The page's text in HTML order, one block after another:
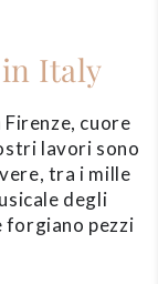
in Italy
cuore
lavori sono
tra i mille
degli
forgiano pezzi